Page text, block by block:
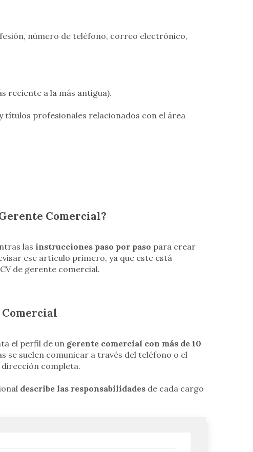
número de teléfono, correo electrónico,
reciente a la más antigua).
profesionales relacionados con el área
Comercial?
las instrucciones paso por paso para crear
ese artículo primero, ya que este está
de gerente comercial.
el perfil de un gerente comercial con más de 10
se suelen comunicar a través del teléfono o el
completa.
describe las responsabilidadesde cada cargo